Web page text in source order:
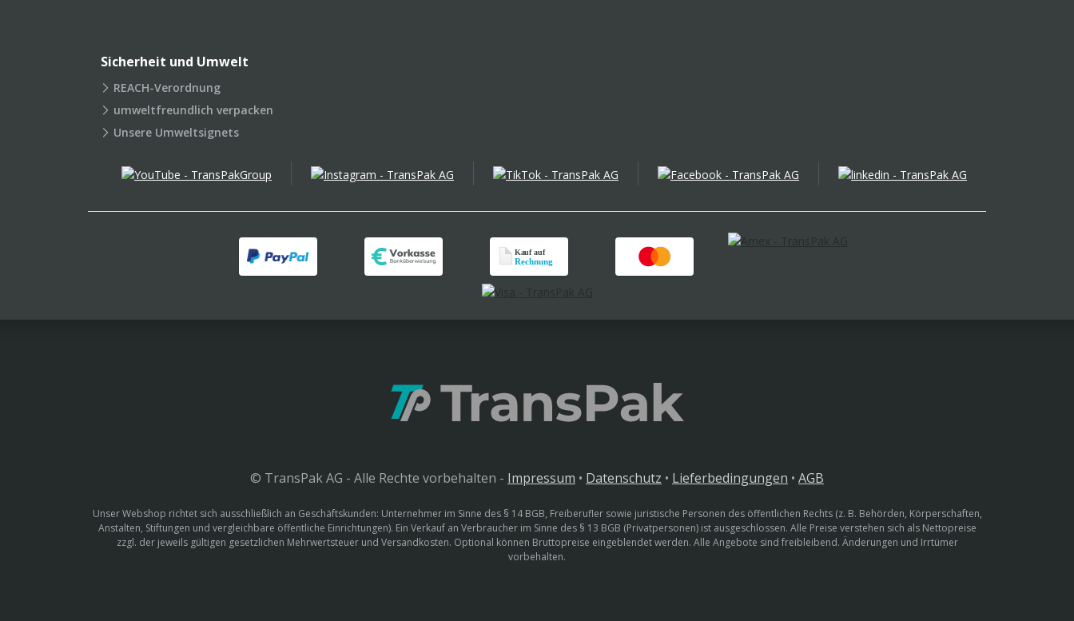
Sicherheit und Umwelt
REACH-Verordnung
umweltfreundlich verpacken
Unsere Umweltsignets
© TransPak AG - Alle Rechte vorbehalten - Impressum • Datenschutz • Lieferbedingungen • AGB
Unser Webshop richtet sich ausschließlich an Geschäftskunden: Unternehmer im Sinne des § 14 BGB, Freiberufler sowie juristische Personen des öffentlichen Rechts (z. B. Behörden, Körperschaften,
Anstalten, Stiftungen und vergleichbare öffentliche Einrichtungen). Ein Verkauf an Verbraucher im Sinne des § 13 BGB (Privatpersonen) ist ausgeschlossen. Alle Preise verstehen sich als Nettopreise
zzgl. der jeweils gültigen gesetzlichen Mehrwertsteuer und Versandkosten. Optional können Bruttopreise eingeblendet werden. Alle Angebote sind freibleibend. Änderungen und Irrtümer
vorbehalten.